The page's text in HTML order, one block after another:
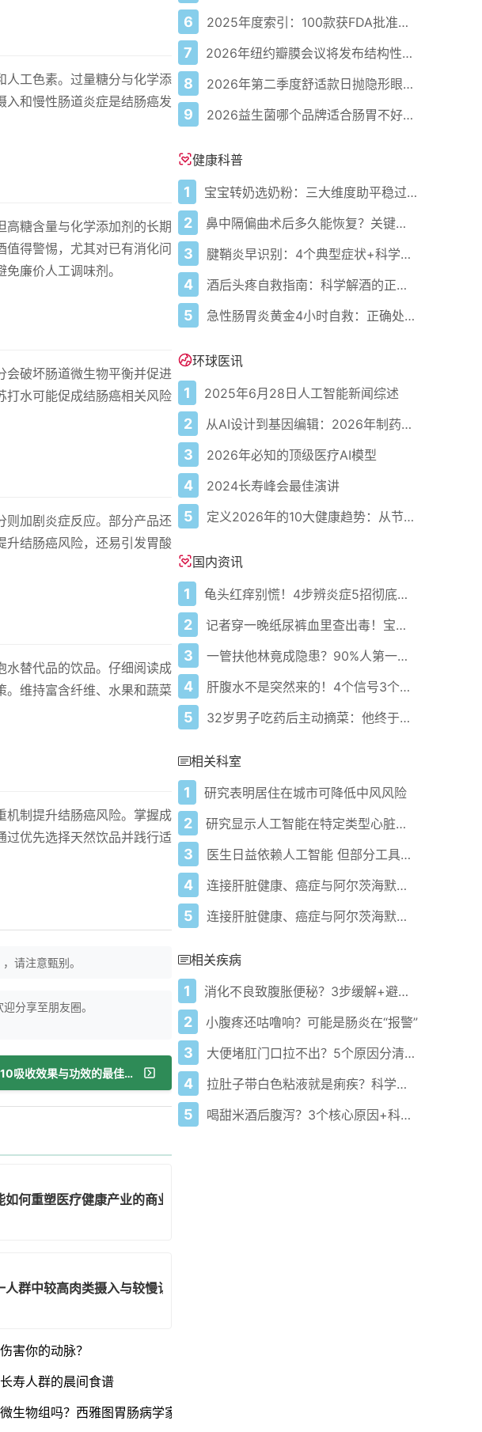
人工色素。过量糖分与化学添
入和慢性肠道炎症是结肠癌发
糖含量与化学添加剂的长期
得警惕，尤其对已有消化问
廉价人工调味剂。
会破坏肠道微生物平衡并促进
打水可能促成结肠癌相关风险
则加剧炎症反应。部分产品还
升结肠癌风险，还易引发胃酸
水替代品的饮品。仔细阅读成
。维持富含纤维、水果和蔬菜
机制提升结肠癌风险。掌握成
过优先选择天然饮品并践行适
请注意甄别。
分享至朋友圈。
下一篇：提高辅酶Q10吸收效果与功效的最佳服用方法
如何重塑医疗健康产业的商业模式
人群中较高肉类摄入与较慢认知衰退相关
害你的动脉？
寿人群的晨间食谱
生物组吗？西雅图胃肠病学家指出最伤肠道健康的3种食物
6 2025年度索引：100款获FDA批准的AI驱动医疗设备
7 2026年纽约瓣膜会议将发布结构性心脏病最新研究成果
8 2026年第二季度舒适款日抛隐形眼镜推荐，优瞳主打长效佩戴体验
9 2026益生菌哪个品牌适合肠胃不好的人，常年饱受肠胃病痛看过来，梳理实用十大品牌
健康科普
1 宝宝转奶选奶粉：三大维度助平稳过渡
2 鼻中隔偏曲术后多久能恢复？关键看这几点
3 腱鞘炎早识别：4个典型症状+科学应对，避免关节卡壳
4 酒后头疼自救指南：科学解酒的正确打开方式
5 急性肠胃炎黄金4小时自救：正确处置与误区避坑关键
环球医讯
1 2025年6月28日人工智能新闻综述
2 从AI设计到基因编辑：2026年制药领域重大突破
3 2026年必知的顶级医疗AI模型
4 2024长寿峰会最佳演讲
5 定义2026年的10大健康趋势：从节律健康到冷热交替疗法
国内资讯
1 龟头红痒别慌！4步辨炎症5招彻底防复发
2 记者穿一晚纸尿裤血里查出毒！宝宝血液浓度竟是成人的5倍？
3 一管扶他林竟成隐患？90%人第一步就错了！
4 肝腹水不是突然来的！4个信号3个管理要点别等肚子鼓起来
5 32岁男子吃药后主动摘菜：他终于活过来了？
相关科室
1 研究表明居住在城市可降低中风风险
2 研究显示人工智能在特定类型心脏病诊断中优于传统方法
3 医生日益依赖人工智能 但部分工具存在被操纵风险
4 连接肝脏健康、癌症与阿尔茨海默病的关键分子通路
5 连接肝脏健康、癌症与阿尔茨海默病的分子机制
相关疾病
1 消化不良致腹胀便秘？3步缓解+避坑指南
2 小腹疼还咕噜响？可能是肠炎在“报警”
3 大便堵肛门口拉不出？5个原因分清能避风险
4 拉肚子带白色粘液就是痢疾？科学应对避误区
5 喝甜米酒后腹泻？3个核心原因+科学应对与预防指南